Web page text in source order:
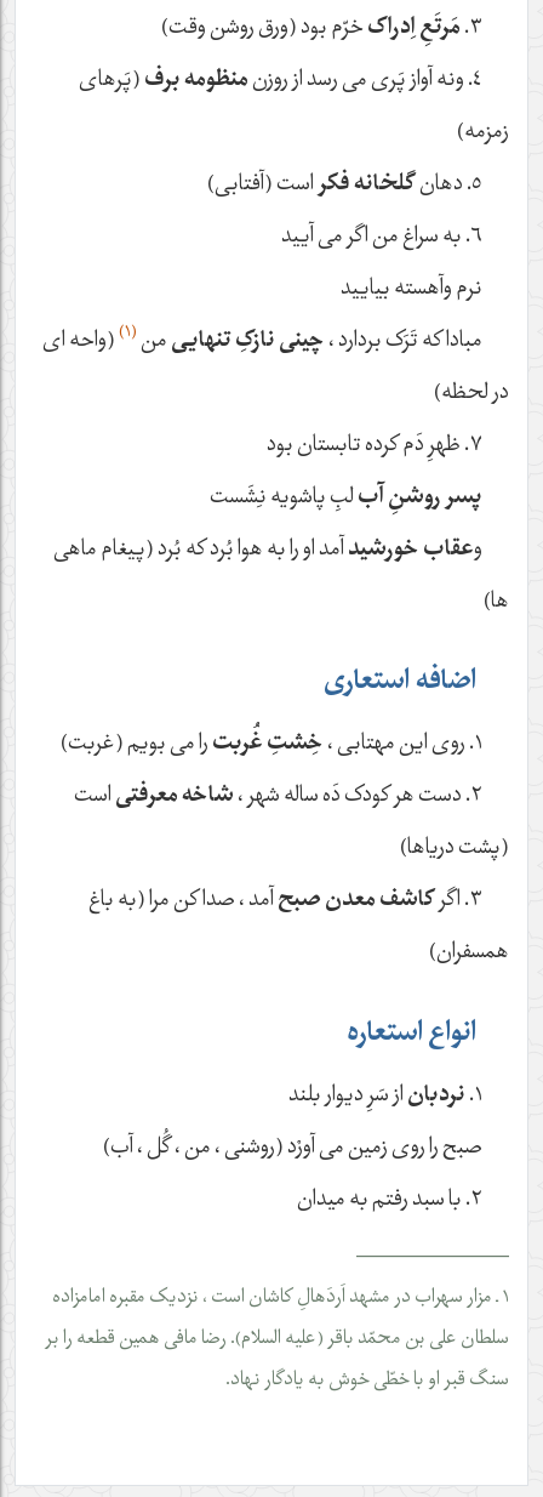
٣. مَرتَعِ اِدراکخرّم بود (ورق روشن وقت)
٤. ونه آواز پَری می رسد از روزن
منظومه برف(پَرهای
زمزمه)
٥. دهان
گلخانه فکراست (آفتابی)
٦. به سراغ من اگر می آیید
نرم وآهسته بیایید
مبادا که تَرَک بردارد ،چینی نازکِ تنهاییمن(١) (واحه ای
در لحظه)
٧. ظهرِ دَم کرده تابستان بود
پسر روشنِ آبلبِ پاشویه نِشَست
وعقاب خورشیدآمد او را به هوا بُرد که بُرد (پیغام ماهی
ها)
اضافه استعاری
١. روی این مهتابی ، خِشتِ غُربترا می بویم (غربت)
٢. دست هر کودک دَه ساله شهر ،
شاخه معرفتیاست
(پشت دریاها)
٣. اگر
کاشف معدن صبحآمد ، صدا کن مرا (به باغ
همسفران)
انواع استعاره
١. نردباناز سَرِ دیوار بلند
صبح را روی زمین می آورْد (روشنی ، من ، گُل ، آب)
٢. با سبد رفتم به میدان
__________________
١ ـ مزار سهراب در مشهد اَردَهالِ کاشان است ، نزدیک مقبره امامزاده
سلطان علی بن محمّد باقر (علیه السلام). رضا مافی همین قطعه را بر
سنگ قبر او با خطّی خوش به یادگار نهاد.